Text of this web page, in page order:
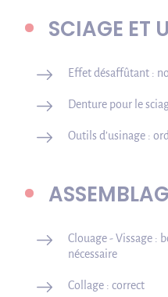
SCIAGE ET
Effet désaffûtant :
Denture pour le
Outils d’usinage :
Clouage - Vissage :
nécessaire
Collage : correct